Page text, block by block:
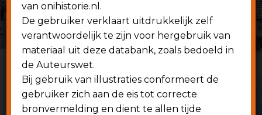
"DE
van onihistorie.nl.
De gebruiker verklaart uitdrukkelijk zelf
verantwoordelijk te zijn voor hergebruik van
materiaal uit deze databank, zoals bedoeld in
de Auteurswet.
Bij gebruik van illustraties conformeert de
gebruiker zich aan de eis tot correcte
bronvermelding en dient te allen tijde